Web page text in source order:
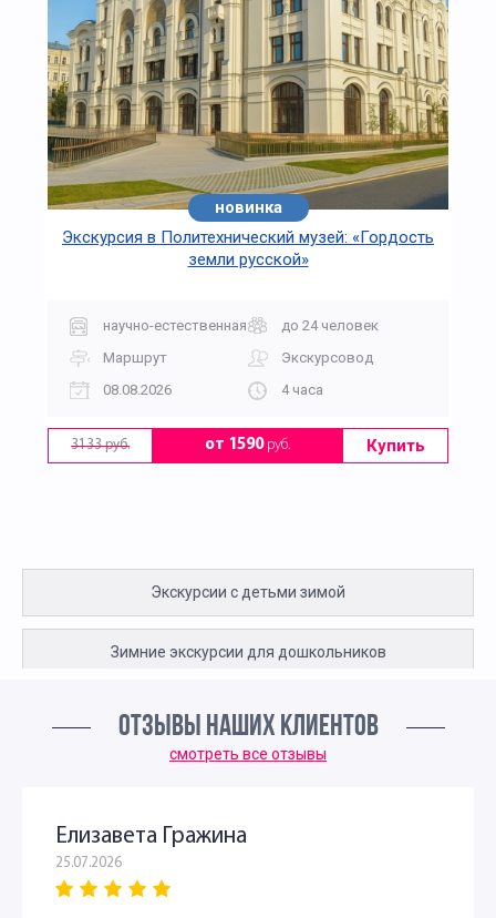
новинка
Экскурсия в Политехнический музей: «Гордость
земли русской»
научно-естественная
до 24 человек
Маршрут
Экскурсовод
08.08.2026
4 часа
3133 руб. от 1590руб. Купить
Экскурсии с детьми зимой
Зимние экскурсии для дошкольников
Автобусные экскурсии по Москве для школьников
Экскурсии на зимние каникулы для школьников
ОТЗЫВЫ НАШИХ КЛИЕНТОВ
смотреть все отзывы
Елизавета Гражина
25.07.2026